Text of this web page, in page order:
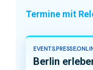
Termine mit
Berlin